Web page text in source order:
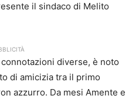
il sindaco di Melito
diverse, è noto
di amicizia tra il primo
azzurro. Da mesi Amente e